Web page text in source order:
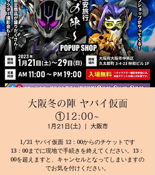
大阪冬の陣 ヤバイ仮面
①12:00~
1月21日(土) 大阪市
1/21 ヤバイ仮面 12：00からのチケットです
13：00までに現地で手続きを終えてください。13：
00を超えますと、キャンセルとなってしまいますの
でお気を付けください。